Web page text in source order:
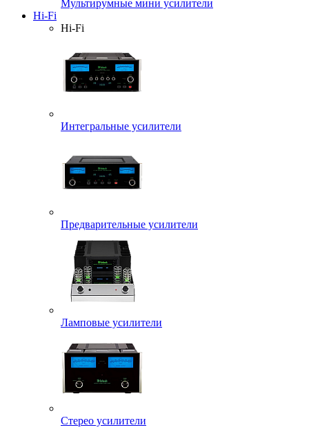
Мультирумные мини усилители
Hi-Fi
Hi-Fi
Интегральные усилители
Предварительные усилители
Ламповые усилители
Стерео усилители